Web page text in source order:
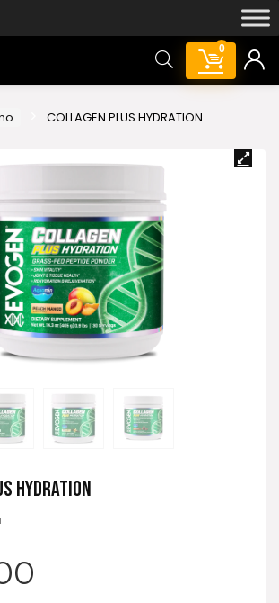
0
COLLAGEN PLUS HYDRATION
HYDRATION